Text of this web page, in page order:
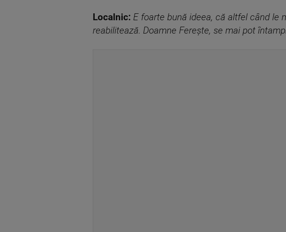
Localnic: E foarte bună ideea, că altfel când le
reabilitează. Doamne Ferește, se mai pot